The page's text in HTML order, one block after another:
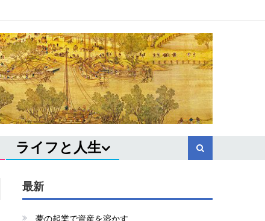
ライフと人生
最新
夢の起業で資産を溶かす